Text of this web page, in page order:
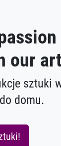
our
sztuki
domu.